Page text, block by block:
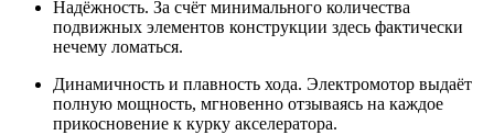
Надёжность. За счёт минимального количества
подвижных элементов конструкции здесь фактически
нечему ломаться.
Динамичность и плавность хода. Электромотор выдаёт
полную мощность, мгновенно отзываясь на каждое
прикосновение к курку акселератора.